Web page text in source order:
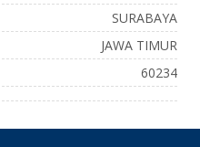
SURABAYA
JAWA TIMUR
60234